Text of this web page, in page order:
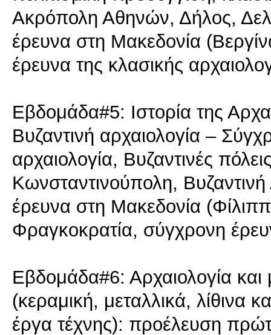
Ακρόπολη Αθηνών, Δήλος,
έρευνα στη Μακεδονία
έρευνα της κλασικής
Εβδομάδα#5: Ιστορία της
Βυζαντινή αρχαιολογία –
αρχαιολογία, Βυζαντινές
Κωνσταντινούπολη,
έρευνα στη Μακεδονία
Φραγκοκρατία, σύγχρονη
Εβδομάδα#6: Αρχαιολογία
(κεραμική, μεταλλικά, λίθινα
έργα τέχνης): προέλευση